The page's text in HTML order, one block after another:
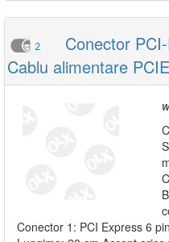
2
Conector
Cablu alimentare
Conector 1: PCI Express 6